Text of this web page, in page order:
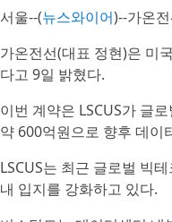
서울--(뉴스와이어)--가온
가온전선(대표 정현)은 미
다고 9일 밝혔다.
이번 계약은 LSCUS가 글
약 600억원으로 향후 데이
LSCUS는 최근 글로벌 빅
내 입지를 강화하고 있다.